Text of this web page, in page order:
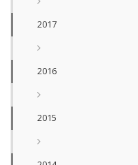
2017
2016
2015